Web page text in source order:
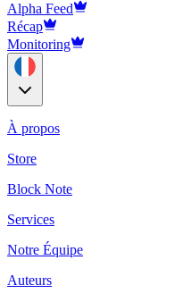
Alpha Feed
Récap
Monitoring
À propos
Store
Block Note
Services
Notre Équipe
Auteurs